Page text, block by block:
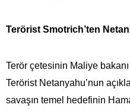
Terörist Smotrich’ten
Terör çetesinin Maliye
Terörist Netanyahu’nun
savaşın temel hedefinin